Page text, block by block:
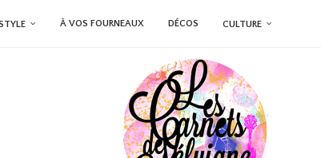
À VOS FOURNEAUX DÉCOS CULTURE